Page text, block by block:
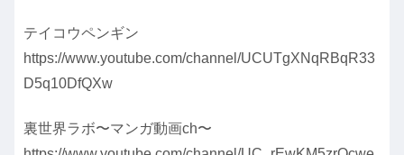
テイコウペンギン
https://www.youtube.com/channel/UCUTgXNqRBqR33
D5q10DfQXw
裏世界ラボ〜マンガ動画ch〜